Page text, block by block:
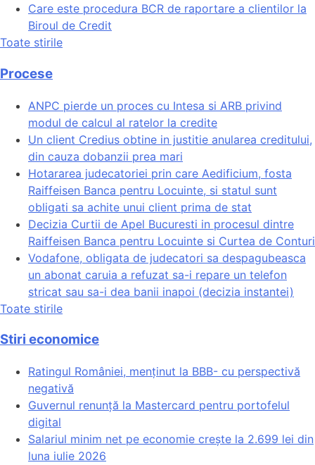
Care este procedura BCR de raportare a clientilor la
Biroul de Credit
Toate stirile
Procese
ANPC pierde un proces cu Intesa si ARB privind
modul de calcul al ratelor la credite
Un client Credius obtine in justitie anularea creditului,
din cauza dobanzii prea mari
Hotararea judecatoriei prin care Aedificium, fosta
Raiffeisen Banca pentru Locuinte, si statul sunt
obligati sa achite unui client prima de stat
Decizia Curtii de Apel Bucuresti in procesul dintre
Raiffeisen Banca pentru Locuinte si Curtea de Conturi
Vodafone, obligata de judecatori sa despagubeasca
un abonat caruia a refuzat sa-i repare un telefon
stricat sau sa-i dea banii inapoi (decizia instantei)
Toate stirile
Stiri economice
Ratingul României, menținut la BBB- cu perspectivă
negativă
Guvernul renunță la Mastercard pentru portofelul
digital
Salariul minim net pe economie crește la 2.699 lei din
luna iulie 2026